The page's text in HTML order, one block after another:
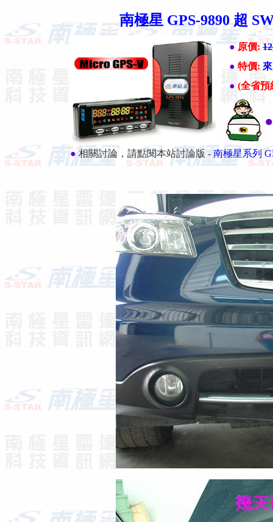
南極星 GPS-9890 超
●原價:
● 特價:
● (全省
●相關討論，請點閱本站討論版 - 南極星系列